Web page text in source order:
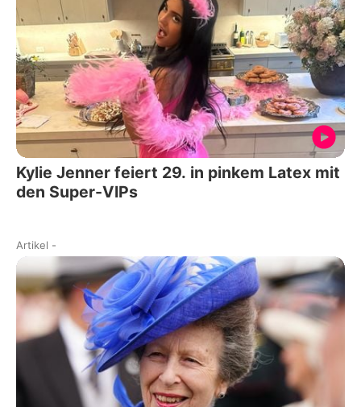
Kylie Jenner feiert 29. in pinkem Latex mit
den Super-VIPs
Artikel -